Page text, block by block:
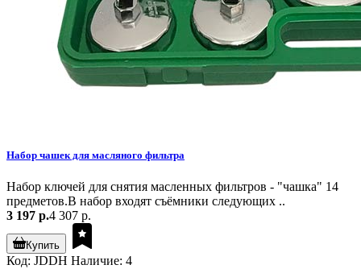
Набор чашек для масляного фильтра
Набор ключей для снятия масленных фильтров - "чашка" 14
предметов.В набор входят съёмники следующих ..
3 197 р.4 307 р.
Купить
Код: JDDH Наличие: 4